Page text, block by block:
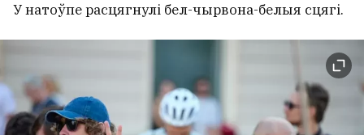
У натоўпе расцягнулі бел-чырвона-белыя сцягі.